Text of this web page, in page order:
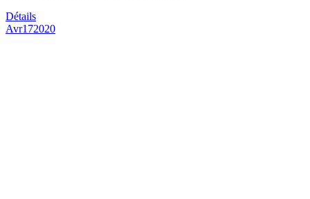
Détails
Avr172020